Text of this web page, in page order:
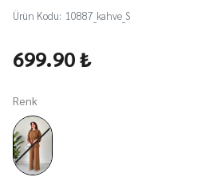
Ürün Kodu: 10887_kahve_S
699.90 ₺
Renk